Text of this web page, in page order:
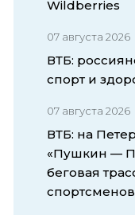
Wildberries
07 августа 2026
ВТБ:
спорт и
07 августа 2026
ВТБ: на
«Пушкин —
беговая
спортсменов